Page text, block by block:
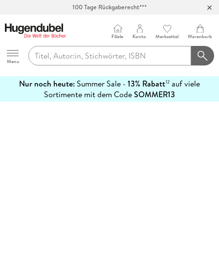
100 Tage Rückgaberecht***
Hugendubel
Menu
Filiale Konto Merkzettel Warenkorb
Nur noch heute: Summer Sale - 13% Rabatt12 auf viele
Sortimente mit dem CodeSOMMER13
erfahren